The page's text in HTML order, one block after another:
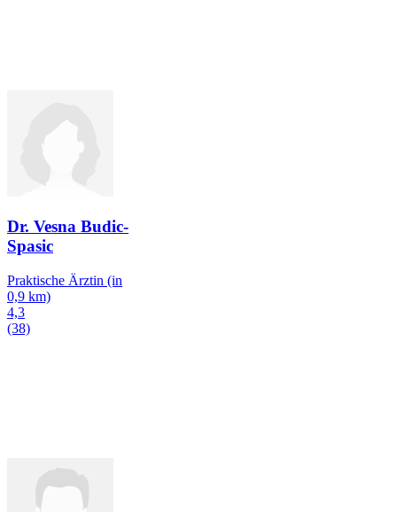
Dr. Vesna Budic-
Spasic
Praktische Ärztin (in
0,9 km)
4,3
(38)